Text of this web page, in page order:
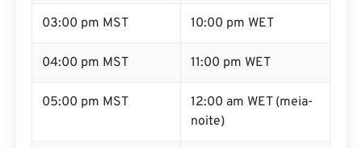
03:00 pm MST 10:00 pm WET
04:00 pm MST 11:00 pm WET
05:00 pm MST
12:00 am WET (meia-
noite)